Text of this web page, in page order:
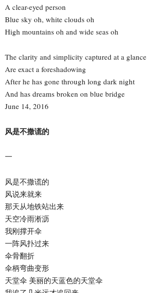
A clear-eyed person
Blue sky oh, white clouds oh
High mountains oh and wide seas oh
The clarity and simplicity captured at a glance
Are exact a foreshadowing
After he has gone through long dark night
And has dreams broken on blue bridge
June 14, 2016
风是不撒谎的
一
风是不撒谎的
风说来就来
那天从地铁站出来
天空冷雨淅沥
我刚撑开伞
一阵风扑过来
伞骨翻折
伞柄弯曲变形
天堂伞 美丽的天蓝色的天堂伞